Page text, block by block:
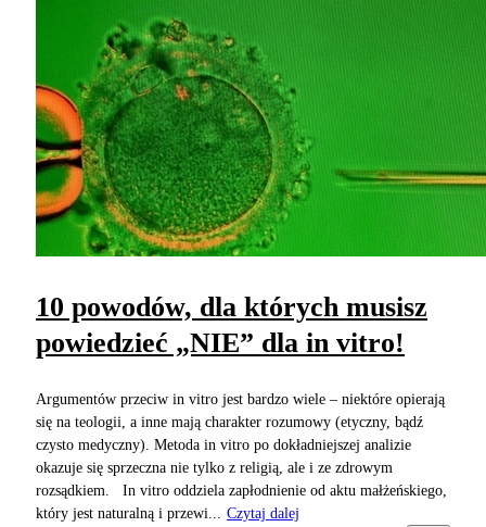
10 powodów, dla których musisz
powiedzieć „NIE” dla in vitro!
Argumentów przeciw in vitro jest bardzo wiele – niektóre opierają
się na teologii, a inne mają charakter rozumowy (etyczny, bądź
czysto medyczny). Metoda in vitro po dokładniejszej analizie
okazuje się sprzeczna nie tylko z religią, ale i ze zdrowym
rozsądkiem. In vitro oddziela zapłodnienie od aktu małżeńskiego,
który jest naturalną i przewi... Czytaj dalej